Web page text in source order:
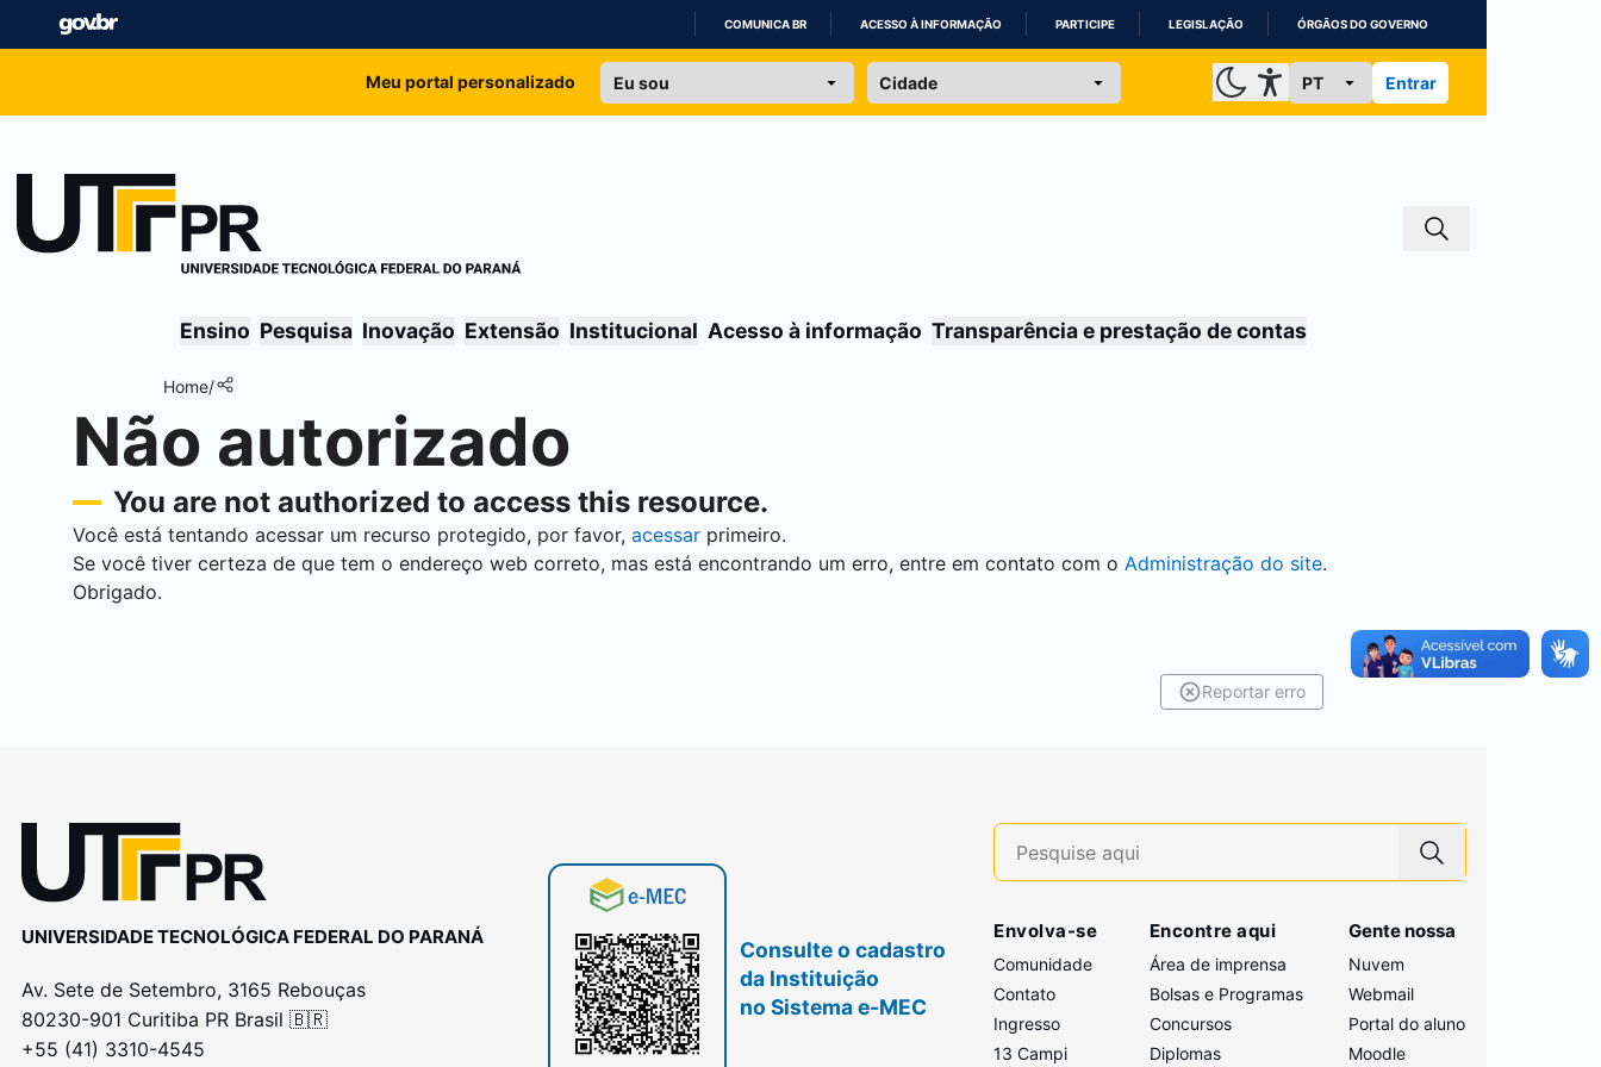
IR
COMUNICA BR ACESSO À INFORMAÇÃO PARTICIPE LEGISLAÇÃO ÓRGÃOS DO GOVERNO
Meu portal personalizado Entrar
Ensino Pesquisa Inovação Extensão Institucional Acesso à informação Transparência e prestação de contas
Home/
Não autorizado
You are not authorized to access this resource.
Você está tentando acessar um recurso protegido, por favor, acessarprimeiro.
Se você tiver certeza de que tem o endereço web correto, mas está encontrando um erro, entre em contato com o Administração do site.
Obrigado.
Reportar erro
UNIVERSIDADE TECNOLÓGICA FEDERAL DO PARANÁ
Av. Sete de Setembro, 3165 Rebouças
80230-901 Curitiba PR Brasil 🇧🇷
+55 (41) 3310-4545
Consulte o cadastro
da Instituição
no Sistema e-MEC
Envolva-se
Comunidade
Contato
Ingresso
13 Campi
Encontre aqui
Área de imprensa
Bolsas e Programas
Concursos
Diplomas
Gente nossa
Nuvem
Webmail
Portal do aluno
Moodle